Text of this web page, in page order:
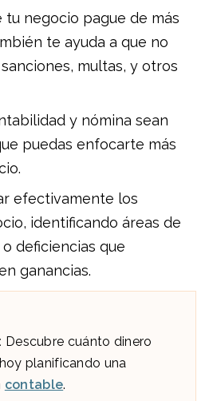
tu negocio pague de más
te ayuda a que no
multas, y otros
y nómina sean
puedas enfocarte más
efectivamente los
identificando áreas de
deficiencias que
ganancias.
Descubre cuánto dinero
planificando una
contable.